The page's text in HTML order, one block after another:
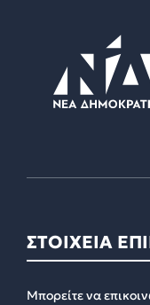
ΣΤΟΙΧΕΙΑ
Μπορείτε να